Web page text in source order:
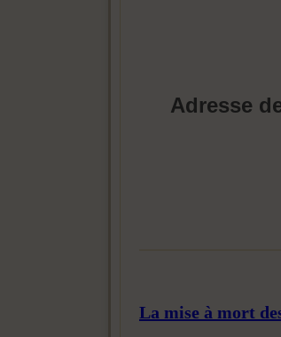
Adresse
La mise à mort